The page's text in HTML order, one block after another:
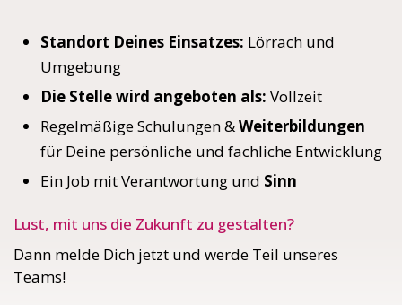
Standort Deines Einsatzes: Lörrach und
Umgebung
Die Stelle wird angeboten als: Vollzeit
Regelmäßige Schulungen &Weiterbildungen
für Deine persönliche und fachliche Entwicklung
Ein Job mit Verantwortung und Sinn
Lust, mit uns die Zukunft zu gestalten?
Dann melde Dich jetzt und werde Teil unseres
Teams!